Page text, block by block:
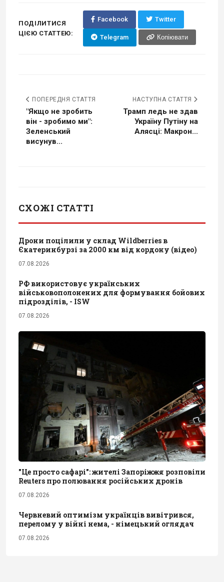
ПОДІЛИТИСЯ
ЦІЄЮ СТАТТЕЮ:
Facebook Twitter
Telegram Копіювати
ПОПЕРЕДНЯ СТАТТЯ
"Якщо не зробить
він - зробимо ми":
Зеленський
висунув...
НАСТУПНА СТАТТЯ
Трамп ледь не здав
Україну Путіну на
Алясці: Макрон...
СХОЖІ СТАТТІ
Дрони поцілили у склад Wildberries в
Єкатеринбурзі за 2000 км від кордону (відео)
07.08.2026
РФ використовує українських
військовополонених для формування бойових
підрозділів, - ISW
07.08.2026
"Це просто сафарі": жителі Запоріжжя розповіли
Reuters про полювання російських дронів
07.08.2026
Червневий оптимізм українців вивітрився,
перелому у війні нема, - німецький оглядач
07.08.2026